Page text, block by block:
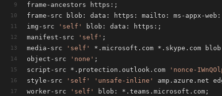
frame-ancestors https:;
frame-src blob: data: https: mailto: ms-appx-
img-src
'self'
blob: data: https:;
manifest-src
'self' ;
media-src
'self'
*.microsoft.com *.skype.com
object-src
'none' ;
script-src *.protection.outlook.com
'nonce-
style-src
'self' 'unsafe-inline'
amp.azure.net
worker-src
'self'
blob: *.teams.microsoft.com;